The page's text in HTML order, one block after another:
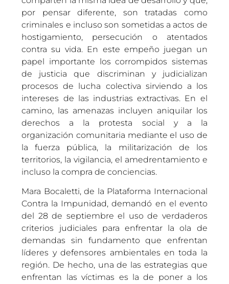
por pensar diferente, son tratadas como
criminales e incluso son sometidas a actos de
hostigamiento, persecución o atentados
contra su vida. En este empeño juegan un
papel importante los corrompidos sistemas
de justicia que discriminan y judicializan
procesos de lucha colectiva sirviendo a los
intereses de las industrias extractivas. En el
camino, las amenazas incluyen aniquilar los
derechos a la protesta social y a la
organización comunitaria mediante el uso de
la fuerza pública, la militarización de los
territorios, la vigilancia, el amedrentamiento e
incluso la compra de conciencias.
Mara Bocaletti, de la Plataforma Internacional
Contra la Impunidad, demandó en el evento
del 28 de septiembre el uso de verdaderos
criterios judiciales para enfrentar la ola de
demandas sin fundamento que enfrentan
líderes y defensores ambientales en toda la
región. De hecho, una de las estrategias que
enfrentan las víctimas es la de poner a los